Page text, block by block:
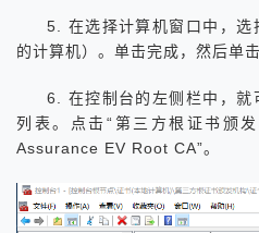
5. 在选择计算机窗口中，选
的计算机）。单击完成，然后单
6. 在控制台的左侧栏中，就
列表。点击“第三方根证书颁
Assurance EV Root CA”。